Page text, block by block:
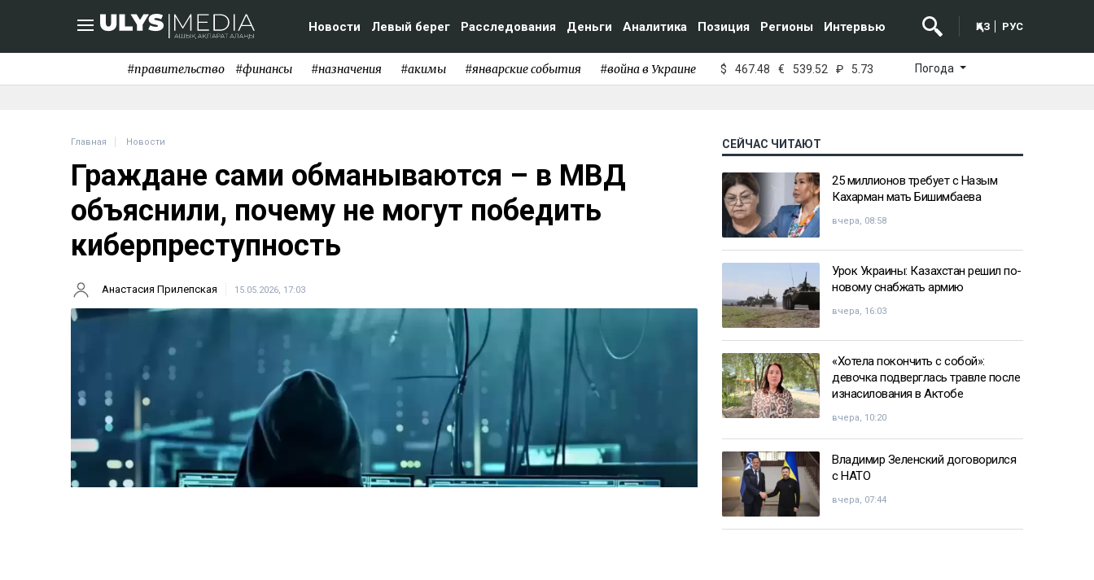
Новости Левый берег Расследования Деньги Аналитика Позиция Регионы Интервью ҚАЗ РУС
#правительство #финансы #назначения #акимы #январские события #война в Украине $ 467.48 € 539.52 ₽ 5.73 Погода
Главная Новости
Граждане сами обманываются – в МВД
объяснили, почему не могут победить
киберпреступность
Анастасия Прилепская 15.05.2026, 17:03
СЕЙЧАС ЧИТАЮТ
25 миллионов требует с Назым
Кахарман мать Бишимбаева
вчера, 08:58
Урок Украины: Казахстан решил по-
новому снабжать армию
вчера, 16:03
«Хотела покончить с собой»:
девочка подверглась травле после
изнасилования в Актобе
вчера, 10:20
Владимир Зеленский договорился
с НАТО
вчера, 07:44